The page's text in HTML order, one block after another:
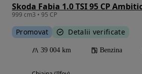
Skoda Fabia 1.0 TSI 95 CP
999 cm3 • 95 CP
Promovat Detalii verificate
39 004 km Benzina